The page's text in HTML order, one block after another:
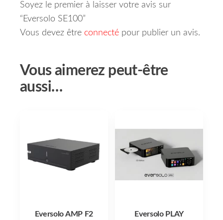
Soyez le premier à laisser votre avis sur
“Eversolo SE100”
Vous devez être connecté pour publier un avis.
Vous aimerez peut-être
aussi…
Eversolo AMP F2 Eversolo PLAY